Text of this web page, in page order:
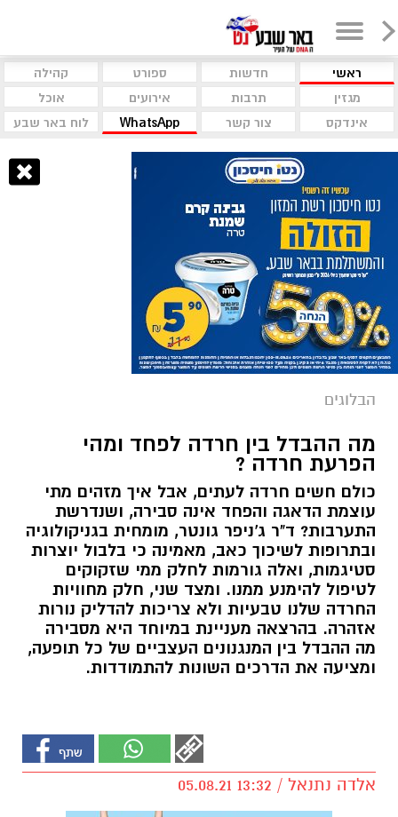
ראשי חדשות ספורט
קהילה
מגזין
תרבות אירועים
אוכל
אינדקס
צור קשר WhatsApp לוח באר שבע
הבלוגים
מה ההבדל בין חרדה לפחד ומהי
הפרעת חרדה ?
כולם חשים חרדה לעתים, אבל איך מזהים מתי
עוצמת הדאגה והפחד אינה סבירה, ושנדרשת
התערבות? ד"ר ג'ניפר גונטר, מומחית בגניקולוגיה
ובתרופות לשיכוך כאב, מאמינה כי בלבול יוצרות
סטיגמות, ואלה גורמות לחלק ממי שזקוקים
לטיפול להימנע ממנו. ומצד שני, חלק מחוויות
החרדה שלנו טבעיות ולא צריכות להדליק נורות
אזהרה. בהרצאה מעניינת במיוחד היא מסבירה
מה ההבדל בין המנגנונים העצביים של כל תופעה,
ומציעה את הדרכים השונות להתמודדות.
אלדה נתנאל / 13:32 05.08.21